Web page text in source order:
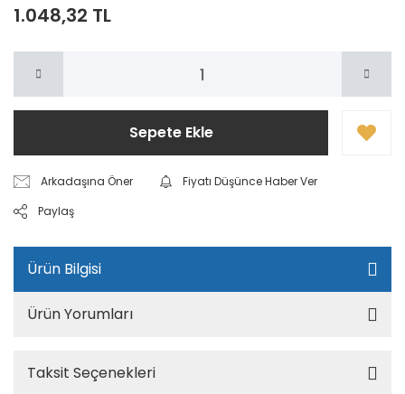
1.048,32 TL
Sepete Ekle
Arkadaşına Öner
Fiyatı Düşünce Haber Ver
Paylaş
Ürün Bilgisi
Ürün Yorumları
Taksit Seçenekleri